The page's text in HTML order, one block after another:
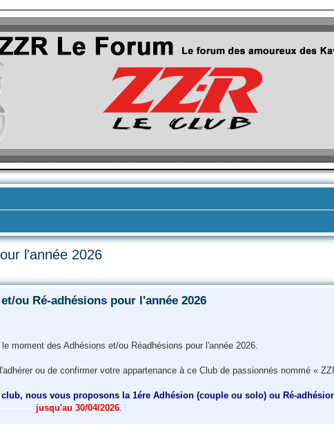
l'année 2026
ou Ré-adhésions pour l'année 2026
moment des Adhésions et/ou Réadhésions pour l'année 2026.
ou de confirmer votre appartenance à ce Club de passionnés nommé «
nous vous proposons la 1ére Adhésion (couple ou solo) ou Ré-
jusqu'au 30/04/2026.